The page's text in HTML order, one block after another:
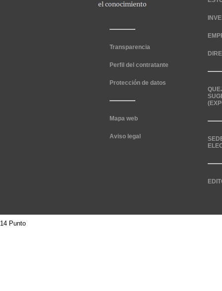
Transparencia
Perfil del contratante
Protección de datos
Mapa web
Aviso legal
14 Punto